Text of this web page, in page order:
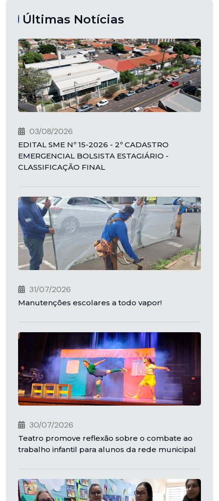
Últimas Notícias
03/08/2026
EDITAL SME Nº 15-2026 - 2º CADASTRO
EMERGENCIAL BOLSISTA ESTAGIÁRIO -
CLASSIFICAÇÃO FINAL
31/07/2026
Manutenções escolares a todo vapor!
30/07/2026
Teatro promove reflexão sobre o combate ao
trabalho infantil para alunos da rede municipal